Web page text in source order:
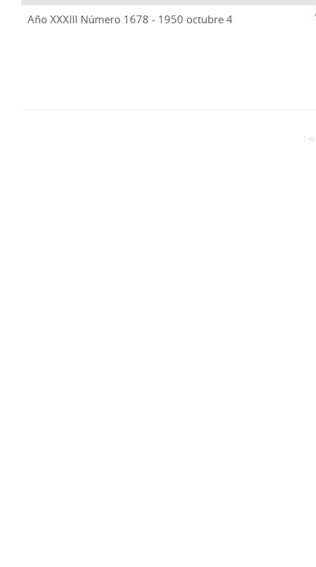
Año XXXIII Número 1678 - 1950 octubre 4